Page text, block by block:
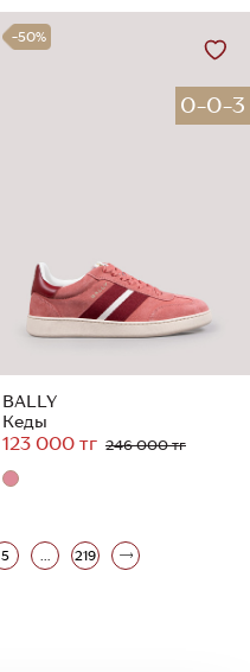
-50%
0-0-3
BALLY
Кеды
123 000 тг 246 000 тг
5 ... 219